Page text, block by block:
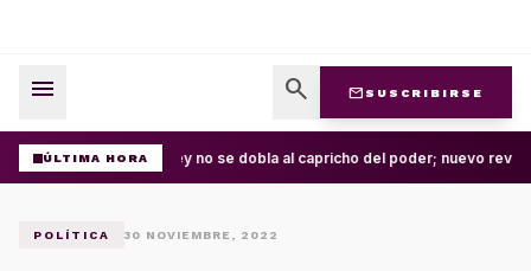
menu search mail SUSCRIBIRSE
ÚLTIMA HORA La ley no se dobla al capricho del poder; nuevo
POLÍTICA 30 NOVIEMBRE, 2022